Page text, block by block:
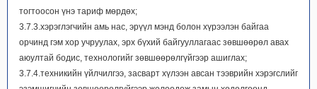
тогтоосон үнэ тариф мөрдөх;
3.7.3.хэрэглэгчийн амь нас, эрүүл мэнд болон хүрээлэн байгаа
орчинд гэм хор учруулах, эрх бүхий байгууллагаас зөвшөөрөл авах
аюултай бодис, технологийг зөвшөөрөлгүйгээр ашиглах;
3.7.4.техникийн үйлчилгээ, засварт хүлээн авсан тээврийн хэрэгслийг